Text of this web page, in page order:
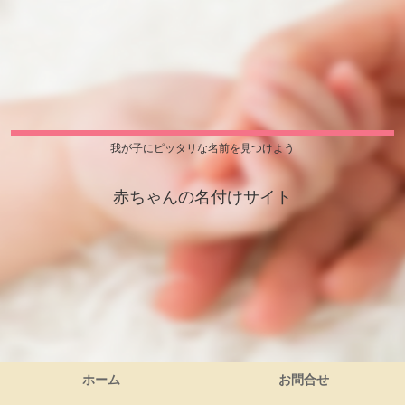
我が子にピッタリな名前を見つけよう
赤ちゃんの名付けサイト
ホーム お問合せ